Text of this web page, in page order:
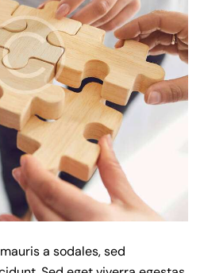
a sodales, sed